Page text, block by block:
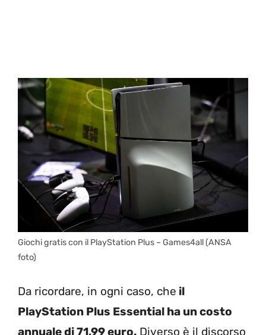
Giochi gratis con il PlayStation Plus – Games4all (ANSA
foto)
Da ricordare, in ogni caso, che il
PlayStation Plus Essential ha un costo
annuale di 71,99 euro. Diverso è il discorso